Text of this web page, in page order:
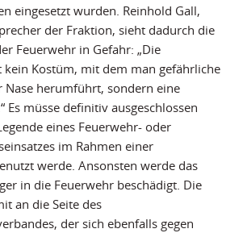
eingesetzt wurden. Reinhold Gall,
der Fraktion, sieht dadurch die
Feuerwehr in Gefahr: „Die
kein Kostüm, mit dem man gefährliche
Nase herumführt, sondern eine
Es müsse definitiv ausgeschlossen
eines Feuerwehr- oder
im Rahmen einer
werde. Ansonsten werde das
in die Feuerwehr beschädigt. Die
an die Seite des
der sich ebenfalls gegen